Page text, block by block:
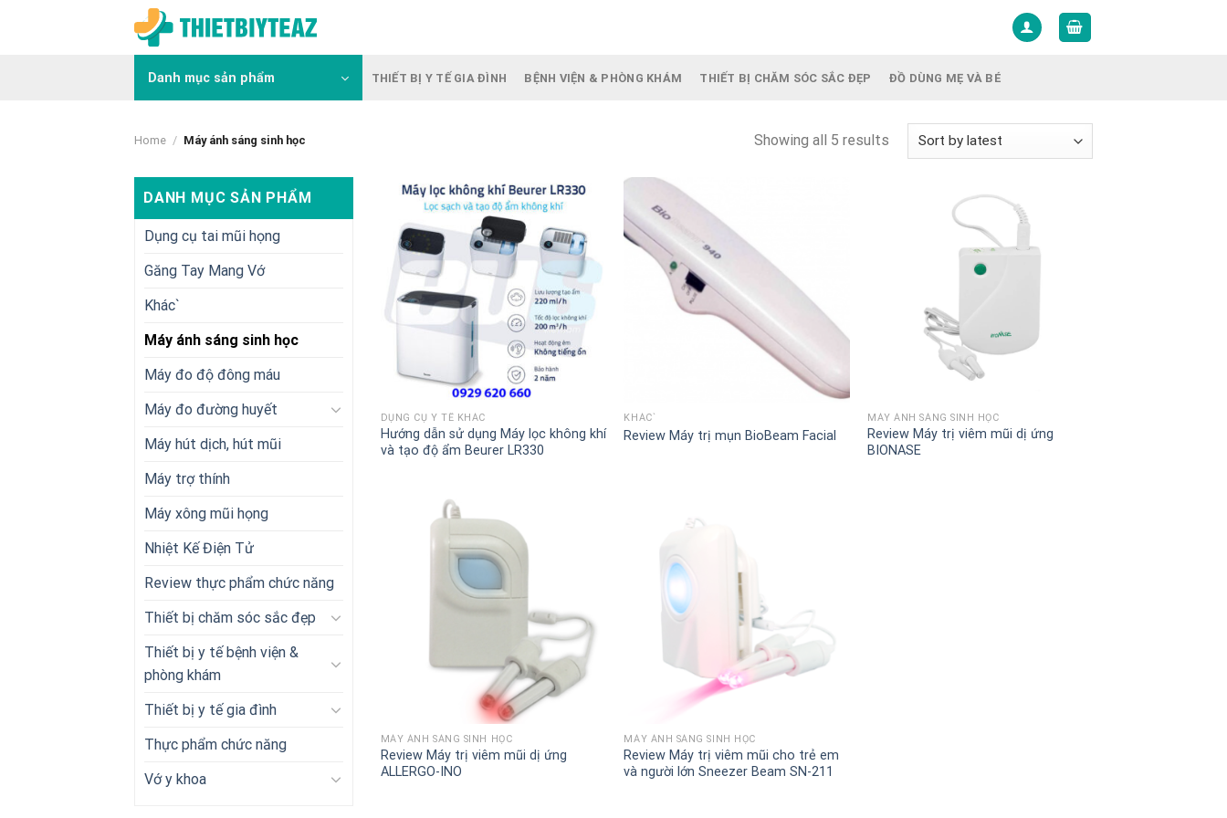
Danh mục sản phẩm THIẾT BỊ Y TẾ GIA ĐÌNH BỆNH VIỆN & PHÒNG KHÁM THIẾT BỊ CHĂM SÓC SẮC ĐẸP ĐỒ DÙNG MẸ VÀ BÉ
Home / Máy ánh sáng sinh học Showing all 5 results
DANH MỤC SẢN PHẨM
Dụng cụ tai mũi họng
Găng Tay Mang Vớ
Khác`
Máy ánh sáng sinh học
Máy đo độ đông máu
Máy đo đường huyết
Máy hút dịch, hút mũi
Máy trợ thính
Máy xông mũi họng
Nhiệt Kế Điện Tử
Review thực phẩm chức năng
Thiết bị chăm sóc sắc đẹp
Thiết bị y tế bệnh viện &
phòng khám
Thiết bị y tế gia đình
Thực phẩm chức năng
Vớ y khoa
DỤNG CỤ Y TẾ KHÁC
Hướng dẫn sử dụng Máy lọc không khí
và tạo độ ẩm Beurer LR330
KHÁC`
Review Máy trị mụn BioBeam Facial
MÁY ÁNH SÁNG SINH HỌC
Review Máy trị viêm mũi dị ứng
BIONASE
MÁY ÁNH SÁNG SINH HỌC
Review Máy trị viêm mũi dị ứng
ALLERGO-INO
MÁY ÁNH SÁNG SINH HỌC
Review Máy trị viêm mũi cho trẻ em
và người lớn Sneezer Beam SN-211